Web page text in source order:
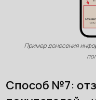
Пример донесения
Способ №7: